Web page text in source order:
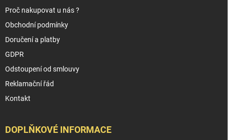
Proč nakupovat u nás ?
Obchodní podmínky
Doručení a platby
GDPR
Odstoupení od smlouvy
Reklamační řád
Kontakt
DOPLŇKOVÉ INFORMACE